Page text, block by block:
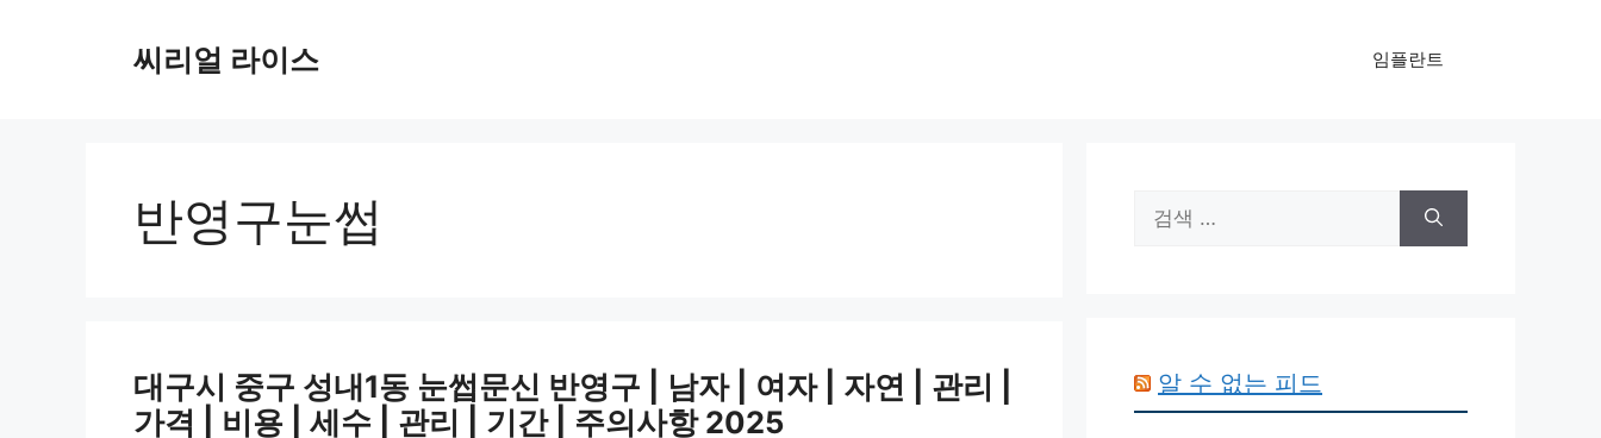
씨리얼 라이스 임플란트
반영구눈썹
대구시 중구 성내1동 눈썹문신 반영구 | 남자 | 여자 | 자연 | 관리 |
가격 | 비용 | 세수 | 관리 | 기간 | 주의사항 2025
색:
알 수 없는 피드